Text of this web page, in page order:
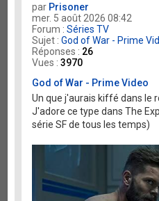
par Prisoner
mer. 5 août 2026 08:42
Forum :Séries TV
Sujet :God of War - Prime
Réponses : 26
Vues :3970
God of War - Prime Video
Un que j'aurais kiffé dans le
J'adore ce type dans The
série SF de tous les temps)